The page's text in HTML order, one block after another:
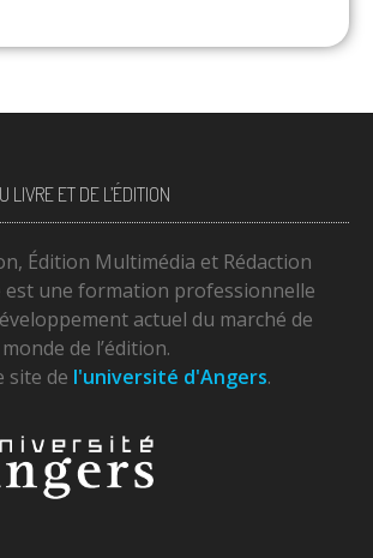
LIVRE ET DE L’ÉDITION
Édition Multimédia et Rédaction
est une formation professionnelle
actuel du marché de
de l’édition.
site de l'université d'Angers.